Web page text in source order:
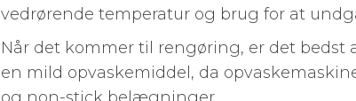
vedrørende temperatur og brug for at
Når det kommer til rengøring, er det
en mild opvaskemiddel, da